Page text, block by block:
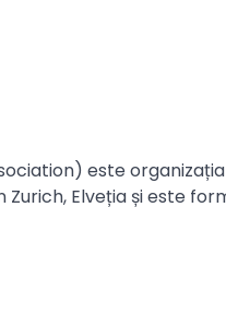
este
Zurich, Elveția și este